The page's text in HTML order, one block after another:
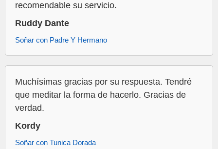
recomendable su servicio.
Ruddy Dante
Soñar con Padre Y Hermano
Muchísimas gracias por su respuesta. Tendré
que meditar la forma de hacerlo. Gracias de
verdad.
Kordy
Soñar con Tunica Dorada